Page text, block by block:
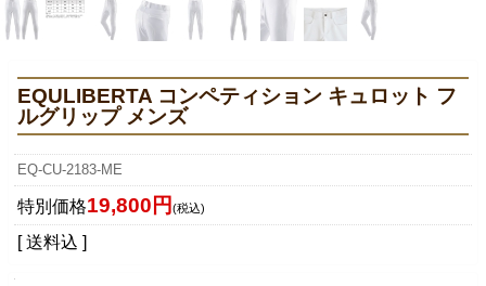
EQULIBERTA コンペティション キュロット フ
ルグリップ メンズ
EQ-CU-2183-ME
特別価格19,800円 (税込)
[ 送料込 ]